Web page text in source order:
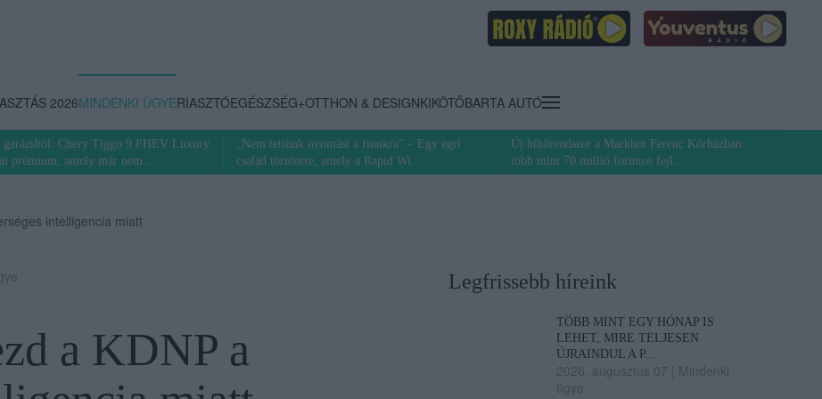
2026MINDENKI ÜGYERIASZTÓEGÉSZSÉG+OTTHON & DESIGNKIKÖTŐBARTA AUTÓ
garázsból: Chery Tiggo 9 PHEV Luxury
prémium, amely már nem...
„Nem tettünk nyomást a fiunkra” – Egy egri
család története, amely a Rapid Wi...
Új hűtőrendszer a Markhot Ferenc Kórházban:
több mint 70 millió forintos fejl...
intelligencia miatt
a KDNP a
Legfrissebb híreink
TÖBB MINT EGY HÓNAP IS
LEHET, MIRE TELJESEN
ÚJRAINDUL A P...
2026. augusztus 07
Mindenki
ügye